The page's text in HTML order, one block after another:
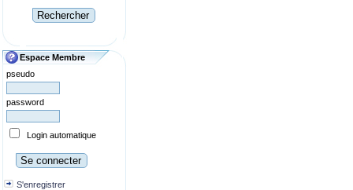
Espace Membre
pseudo
password
Login automatique
S'enregistrer